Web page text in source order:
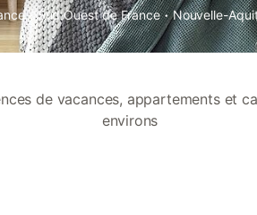
· Sud Ouest de France · Nouvelle-
de vacances, appartements et
environs